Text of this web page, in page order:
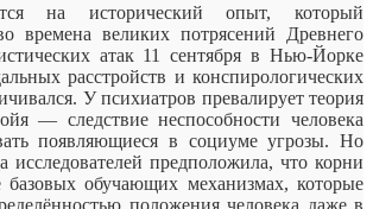
на исторический опыт, который
времена великих потрясений Древнего
атак 11 сентября в Нью-Йорке
расстройств и конспирологических
У психиатров превалирует теория
— следствие неспособности человека
появляющиеся в социуме угрозы. Но
исследователей предположила, что корни
базовых обучающих механизмах, которые
положения человека даже в